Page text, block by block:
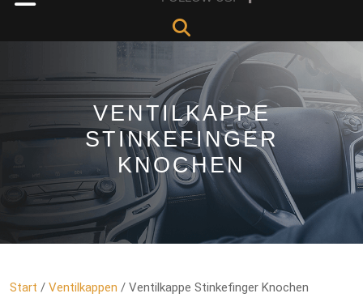
VENTILKAPPE
STINKEFINGER
KNOCHEN
Start / Ventilkappen / Ventilkappe Stinkefinger Knochen